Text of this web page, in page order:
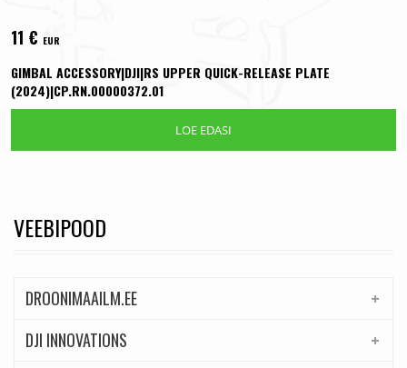
11 € EUR
GIMBAL ACCESSORY|DJI|RS UPPER QUICK-RELEASE PLATE
(2024)|CP.RN.00000372.01
LOE EDASI
VEEBIPOOD
DROONIMAAILM.EE
DJI INNOVATIONS